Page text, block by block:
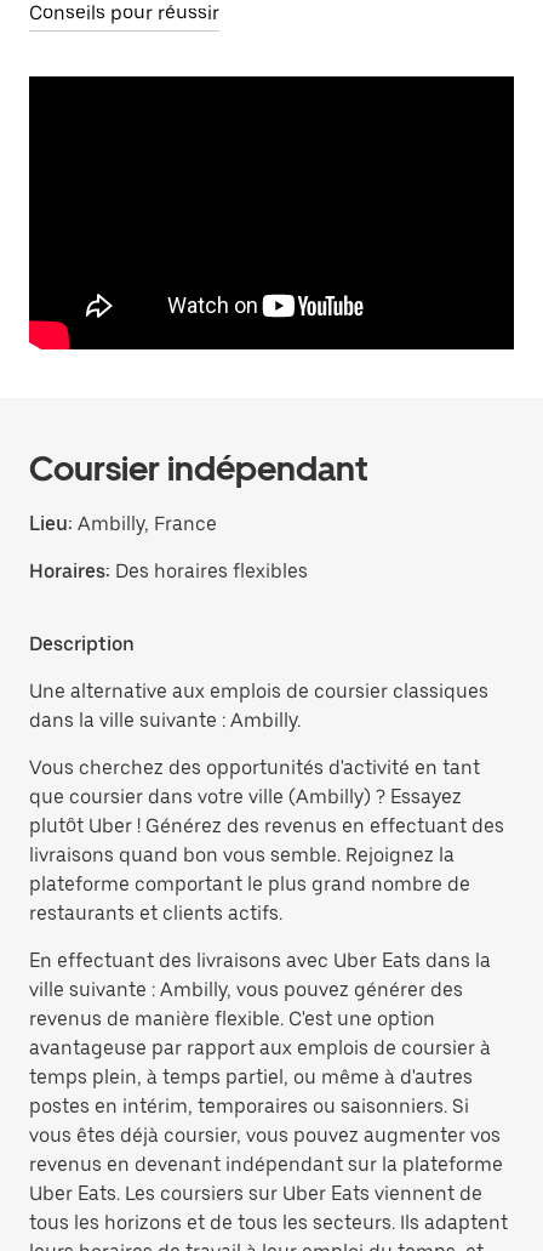
Conseils pour réussir
Coursier indépendant
Lieu: Ambilly, France
Horaires: Des horaires flexibles
Description
Une alternative aux emplois de coursier classiques
dans la ville suivante : Ambilly.
Vous cherchez des opportunités d'activité en tant
que coursier dans votre ville (Ambilly) ? Essayez
plutôt Uber ! Générez des revenus en effectuant des
livraisons quand bon vous semble. Rejoignez la
plateforme comportant le plus grand nombre de
restaurants et clients actifs.
En effectuant des livraisons avec Uber Eats dans la
ville suivante : Ambilly, vous pouvez générer des
revenus de manière flexible. C'est une option
avantageuse par rapport aux emplois de coursier à
temps plein, à temps partiel, ou même à d'autres
postes en intérim, temporaires ou saisonniers. Si
vous êtes déjà coursier, vous pouvez augmenter vos
revenus en devenant indépendant sur la plateforme
Uber Eats. Les coursiers sur Uber Eats viennent de
tous les horizons et de tous les secteurs. Ils adaptent